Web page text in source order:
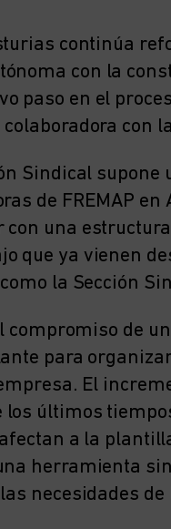
continúa
con la
paso en el
con
Sindical
de FREMAP
con una
que ya vienen
la Sección
compromiso de
para
El
los últimos
a la
herramienta
necesidades